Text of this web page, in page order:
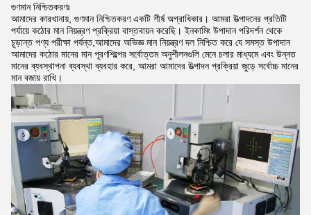
গুণমান নিশ্চিতকরণঃ
আমাদের কারখানায়, গুণমান নিশ্চিতকরণ একটি শীর্ষ অগ্রাধিকার। আমরা উত্পাদনের প্রতিটি
পর্যায়ে কঠোর মান নিয়ন্ত্রণ প্রক্রিয়া বাস্তবায়ন করেছি। ইনকামিং উপাদান পরিদর্শন থেকে
চূড়ান্ত পণ্য পরীক্ষা পর্যন্ত,আমাদের অভিজ্ঞ মান নিয়ন্ত্রণ দল নিশ্চিত করে যে সমস্ত উপাদান
আমাদের কঠোর মানের মান পূরণশিল্পের সর্বোত্তম অনুশীলনগুলি মেনে চলার মাধ্যমে এবং উন্নত
মানের ব্যবস্থাপনা ব্যবস্থা ব্যবহার করে, আমরা আমাদের উত্পাদন প্রক্রিয়া জুড়ে সর্বোচ্চ মানের
মান বজায় রাখি।